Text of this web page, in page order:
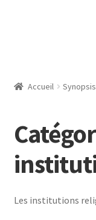
Accueil Synopsis
Les institutions